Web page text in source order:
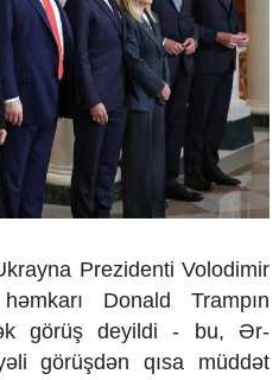
Prezidenti Volodimir
əmkarı Donald Trampın
görüş deyildi - bu, Ər-
görüşdən qısa müddət